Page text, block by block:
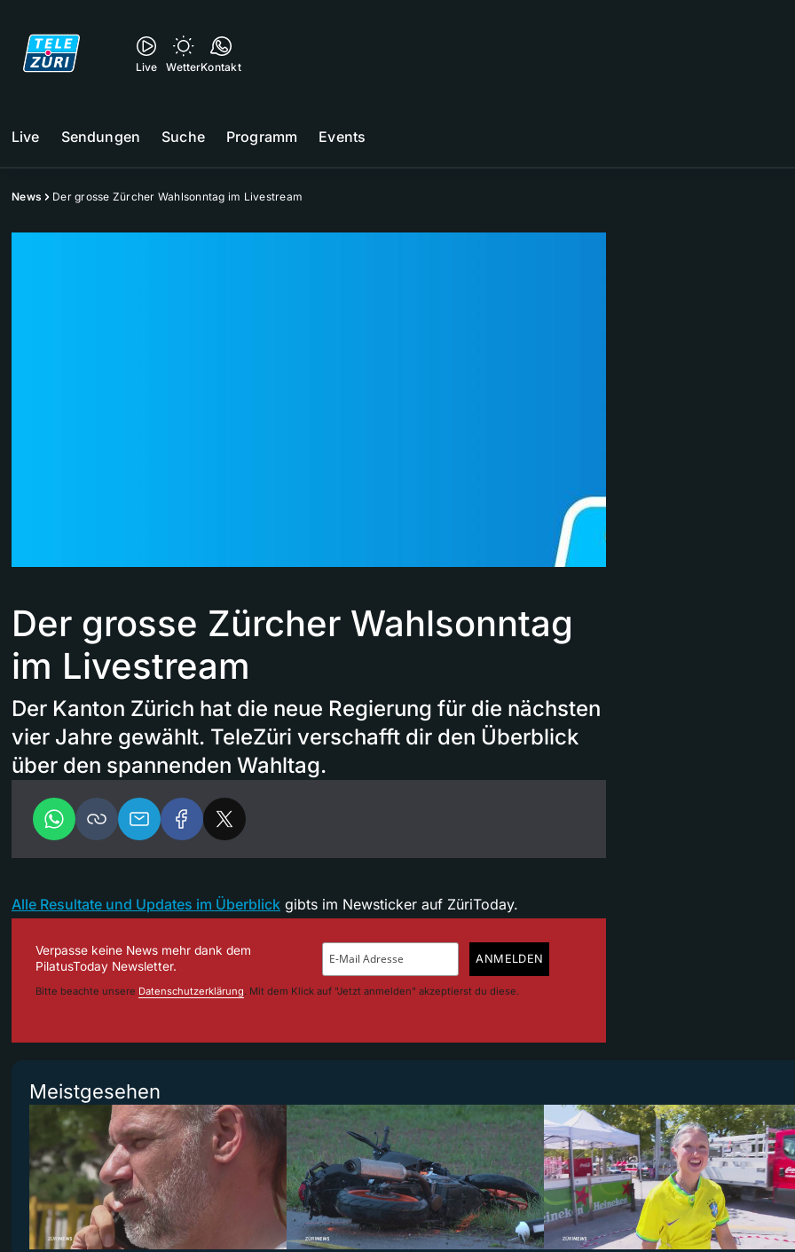
Live WetterKontakt
Live Sendungen Suche Programm Events
News Der grosse Zürcher Wahlsonntag im Livestream
Der grosse Zürcher Wahlsonntag
im Livestream
Der Kanton Zürich hat die neue Regierung für die nächsten
vier Jahre gewählt. TeleZüri verschafft dir den Überblick
über den spannenden Wahltag.
Alle Resultate und Updates im Überblick gibts im Newsticker auf ZüriToday.
Verpasse keine News mehr dank dem
PilatusToday Newsletter.
Bitte beachte unsere Datenschutzerklärung. Mit dem Klick auf "Jetzt anmelden" akzeptierst du diese.
Meistgesehen